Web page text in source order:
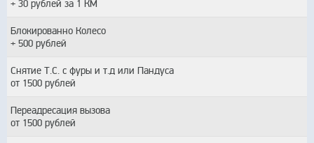
+ 30 рублей за 1 КМ
Блокированно Колесо
+ 500 рублей
Снятие Т.С. с фуры и т.д или Пандуса
от 1500 рублей
Переадресация вызова
от 1500 рублей